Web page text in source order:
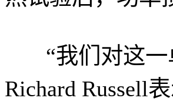
“我们对这
Richard Russell